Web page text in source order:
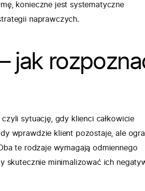
konieczne jest systematyczne
naprawczych.
jak
sytuację, gdy klienci całkowicie
wprawdzie klient pozostaje, ale
te rodzaje wymagają odmiennego
skutecznie minimalizować ich